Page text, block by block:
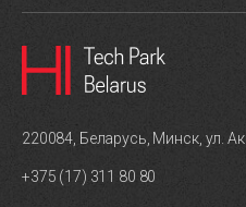
220084, Беларусь, Минск, ул.
+375 (17) 311 80 80